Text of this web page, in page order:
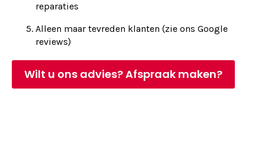
reparaties
Alleen maar tevreden klanten (zie ons Google
reviews)
Wilt u ons advies? Afspraak maken?